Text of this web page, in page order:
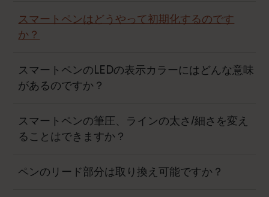
スマートペンはどうやって初期化するのです
か？
スマートペンのLEDの表示カラーにはどんな意味
があるのですか？
スマートペンの筆圧、ラインの太さ/細さを変え
ることはできますか？
ペンのリード部分は取り換え可能ですか？